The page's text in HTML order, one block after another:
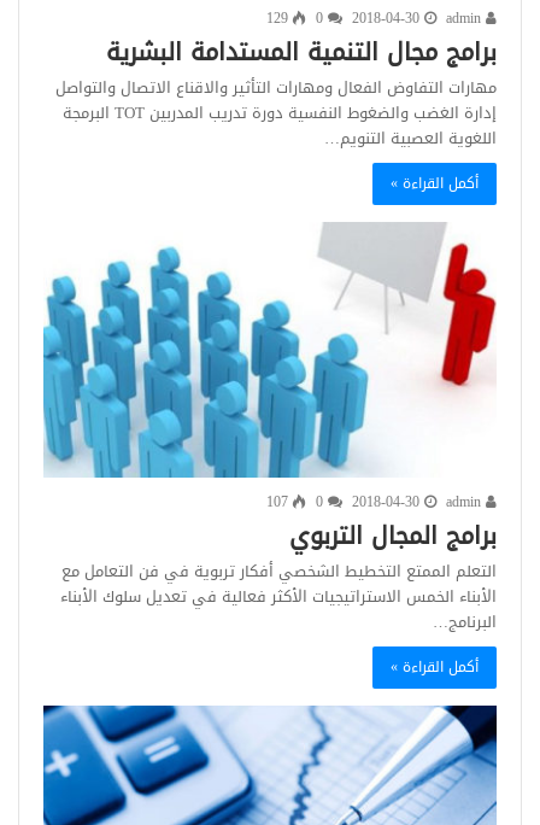
2018-04-30
129
برامج مجال التنمية المستدامة البشرية
مهارات التفاوض الفعال ومهارات التأثير والاقناع الاتصال والتواصل
إدارة الغضب والضغوط النفسية دورة تدريب المدربين TOT البرمجة
اللغوية العصبية التنويم…
أكمل القراءة »
2018-04-30
107
برامج المجال التربوي
التعلم الممتع التخطيط الشخصي أفكار تربوية في فن التعامل مع
الأبناء الخمس الاستراتيجيات الأكثر فعالية في تعديل سلوك الأبناء
البرنامج…
أكمل القراءة »